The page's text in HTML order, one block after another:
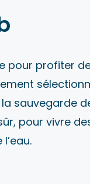
pour profiter
sauvegarde
pour vivre